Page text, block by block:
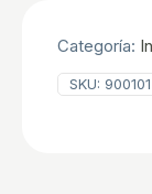
Categoría:
SKU: 900101